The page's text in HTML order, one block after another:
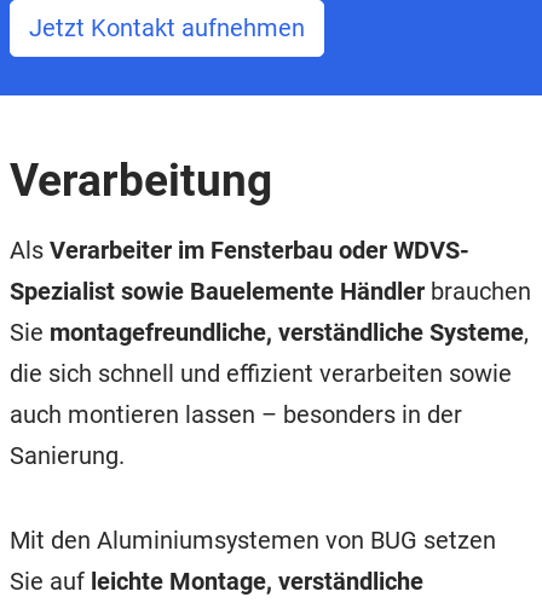
Jetzt Kontakt aufnehmen
Verarbeitung
Als Verarbeiter im Fensterbau oder WDVS-
Spezialist sowie Bauelemente Händler brauchen
Sie montagefreundliche, verständliche Systeme,
die sich schnell und effizient verarbeiten sowie
auch montieren lassen – besonders in der
Sanierung.
Mit den Aluminiumsystemen von BUG setzen
Sie auf leichte Montage, verständliche